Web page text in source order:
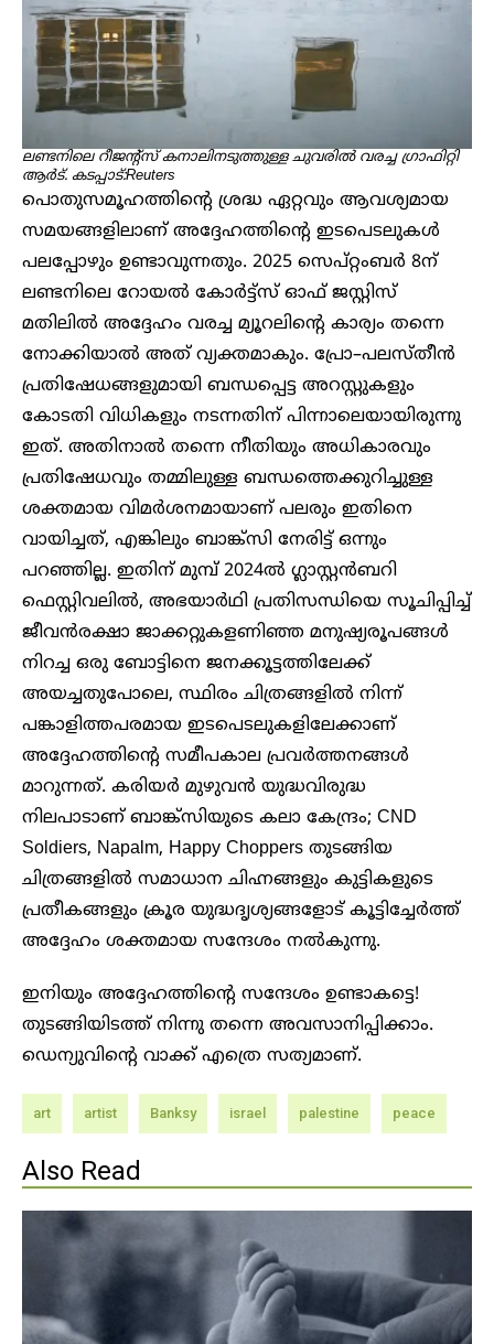
ലണ്ടനിലെ റീജന്റ്സ് കനാലിനടുത്തുള്ള ചുവരിൽ വരച്ച ഗ്രാഫിറ്റി
ആർട്. കടപ്പാട്:Reuters
പൊതുസമൂഹത്തിന്റെ ശ്രദ്ധ ഏറ്റവും ആവശ്യമായ
സമയങ്ങളിലാണ് അദ്ദേഹത്തിന്റെ ഇടപെടലുകൾ
പലപ്പോഴും ഉണ്ടാവുന്നതും. 2025 സെപ്റ്റംബർ 8ന്
ലണ്ടനിലെ റോയൽ കോർട്ട്സ് ഓഫ് ജസ്റ്റിസ്
മതിലിൽ അദ്ദേഹം വരച്ച മ്യൂറലിന്റെ കാര്യം തന്നെ
നോക്കിയാൽ അത് വ്യക്തമാകും. പ്രോ–പലസ്തീൻ
പ്രതിഷേധങ്ങളുമായി ബന്ധപ്പെട്ട അറസ്റ്റുകളും
കോടതി വിധികളും നടന്നതിന് പിന്നാലെയായിരുന്നു
ഇത്. അതിനാൽ തന്നെ നീതിയും അധികാരവും
പ്രതിഷേധവും തമ്മിലുള്ള ബന്ധത്തെക്കുറിച്ചുള്ള
ശക്തമായ വിമർശനമായാണ് പലരും ഇതിനെ
വായിച്ചത്, എങ്കിലും ബാങ്ക്സി നേരിട്ട് ഒന്നും
പറഞ്ഞില്ല. ഇതിന് മുമ്പ് 2024ൽ ഗ്ലാസ്റ്റൻബറി
ഫെസ്റ്റിവലിൽ, അഭയാർഥി പ്രതിസന്ധിയെ സൂചിപ്പിച്ച്
ജീവൻരക്ഷാ ജാക്കറ്റുകളണിഞ്ഞ മനുഷ്യരൂപങ്ങൾ
നിറച്ച ഒരു ബോട്ടിനെ ജനക്കൂട്ടത്തിലേക്ക്
അയച്ചതുപോലെ, സ്ഥിരം ചിത്രങ്ങളിൽ നിന്ന്
പങ്കാളിത്തപരമായ ഇടപെടലുകളിലേക്കാണ്
അദ്ദേഹത്തിന്റെ സമീപകാല പ്രവർത്തനങ്ങൾ
മാറുന്നത്. കരിയർ മുഴുവൻ യുദ്ധവിരുദ്ധ
നിലപാടാണ് ബാങ്ക്സിയുടെ കലാ കേന്ദ്രം; CND
Soldiers, Napalm, Happy Choppers തുടങ്ങിയ
ചിത്രങ്ങളിൽ സമാധാന ചിഹ്നങ്ങളും കുട്ടികളുടെ
പ്രതീകങ്ങളും ക്രൂര യുദ്ധദൃശ്യങ്ങളോട് കൂട്ടിച്ചേർത്ത്
അദ്ദേഹം ശക്തമായ സന്ദേശം നൽകുന്നു.
ഇനിയും അദ്ദേഹത്തിന്റെ സന്ദേശം ഉണ്ടാകട്ടെ!
തുടങ്ങിയിടത്ത് നിന്നു തന്നെ അവസാനിപ്പിക്കാം.
ഡെന്യുവിന്റെ വാക്ക് എത്രെ സത്യമാണ്.
art artist Banksy israel palestine peace
Also Read